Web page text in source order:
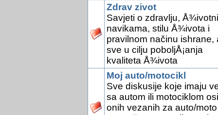
Zdrav zivot
Savjeti o zdravlju,
navikama, stilu Å¾ivota i
pravilnom načinu ishrane,
sve u cilju poboljÅ¡anja
kvaliteta Å¾ivota
Moj auto/motocikl
Sve diskusije koje imaju
sa autom ili motociklom
onih vezanih za auto/moto